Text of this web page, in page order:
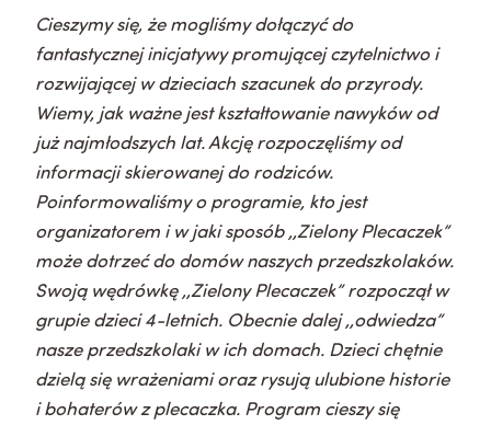
Cieszymy się, że mogliśmy dołączyć do
fantastycznej inicjatywy promującej czytelnictwo i
rozwijającej w dzieciach szacunek do przyrody.
Wiemy, jak ważne jest kształtowanie nawyków od
już najmłodszych lat. Akcję rozpoczęliśmy od
informacji skierowanej do rodziców.
Poinformowaliśmy o programie, kto jest
organizatorem i w jaki sposób ,,Zielony Plecaczek”
może dotrzeć do domów naszych przedszkolaków.
Swoją wędrówkę ,,Zielony Plecaczek” rozpoczął w
grupie dzieci 4-letnich. Obecnie dalej ,,odwiedza”
nasze przedszkolaki w ich domach. Dzieci chętnie
dzielą się wrażeniami oraz rysują ulubione historie
i bohaterów z plecaczka. Program cieszy się